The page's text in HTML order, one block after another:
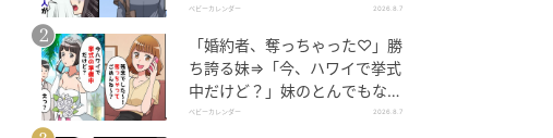
は！？
ベビーカレンダー 2026.8.7
「婚約者、奪っちゃった♡」勝
ち誇る妹⇒「今、ハワイで挙式
中だけど？」妹のとんでもない
勘違いとは
ベビーカレンダー 2026.8.7